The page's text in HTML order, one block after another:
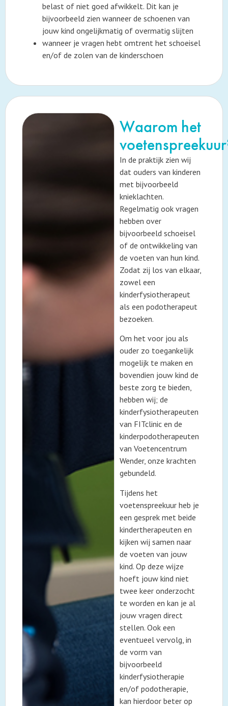
belast of niet goed afwikkelt. Dit kan je
bijvoorbeeld zien wanneer de schoenen van
jouw kind ongelijkmatig of overmatig slijten
wanneer je vragen hebt omtrent het schoeisel
en/of de zolen van de kinderschoen
Waarom het
In de praktijk zien wij
dat ouders van kinderen
met bijvoorbeeld
knieklachten.
Regelmatig ook vragen
hebben over
bijvoorbeeld schoeisel
of de ontwikkeling van
de voeten van hun kind.
Zodat zij los van elkaar,
zowel een
kinderfysiotherapeut
als een podotherapeut
bezoeken.
Om het voor jou als
ouder zo toegankelijk
mogelijk te maken en
bovendien jouw kind de
beste zorg te bieden,
hebben wij; de
kinderfysiotherapeuten
van FITclinic en de
kinderpodotherapeuten
van Voetencentrum
Wender, onze krachten
gebundeld.
Tijdens het
voetenspreekuur heb je
een gesprek met beide
kindertherapeuten en
kijken wij samen naar
de voeten van jouw
kind. Op deze wijze
hoeft jouw kind niet
twee keer onderzocht
te worden en kan je al
jouw vragen direct
stellen. Ook een
eventueel vervolg, in
de vorm van
bijvoorbeeld
kinderfysiotherapie
en/of podotherapie,
kan hierdoor beter op